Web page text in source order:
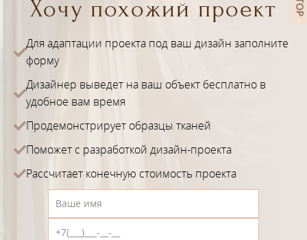
Хочу похожий проект
Для адаптации проекта под ваш дизайн заполните
форму
Дизайнер выведет на ваш объект бесплатно в
удобное вам время
Продемонстрирует образцы тканей
Поможет с разработкой дизайн-проекта
Рассчитает конечную стоимость проекта